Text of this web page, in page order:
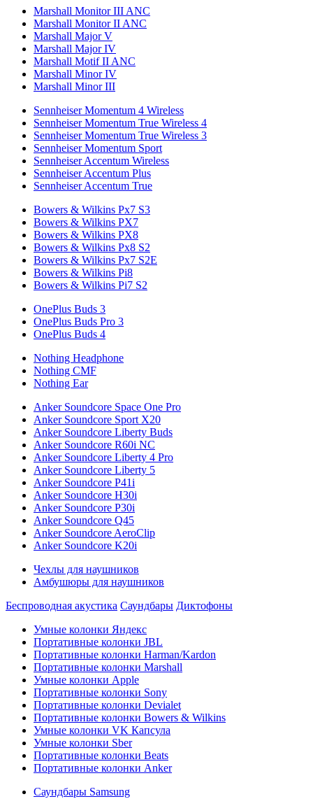
Marshall Monitor III ANC
Marshall Monitor II ANC
Marshall Major V
Marshall Major IV
Marshall Motif II ANC
Marshall Minor IV
Marshall Minor III
Sennheiser Momentum 4 Wireless
Sennheiser Momentum True Wireless 4
Sennheiser Momentum True Wireless 3
Sennheiser Momentum Sport
Sennheiser Accentum Wireless
Sennheiser Accentum Plus
Sennheiser Accentum True
Bowers & Wilkins Px7 S3
Bowers & Wilkins PX7
Bowers & Wilkins PX8
Bowers & Wilkins Px8 S2
Bowers & Wilkins Px7 S2E
Bowers & Wilkins Pi8
Bowers & Wilkins Pi7 S2
OnePlus Buds 3
OnePlus Buds Pro 3
OnePlus Buds 4
Nothing Headphone
Nothing CMF
Nothing Ear
Anker Soundcore Space One Pro
Anker Soundcore Sport X20
Anker Soundcore Liberty Buds
Anker Soundcore R60i NC
Anker Soundcore Liberty 4 Pro
Anker Soundcore Liberty 5
Anker Soundcore P41i
Anker Soundcore H30i
Anker Soundcore P30i
Anker Soundcore Q45
Anker Soundcore AeroClip
Anker Soundcore K20i
Чехлы для наушников
Амбушюры для наушников
Беспроводная акустика Саундбары Диктофоны
Умные колонки Яндекс
Портативные колонки JBL
Портативные колонки Harman/Kardon
Портативные колонки Marshall
Умные колонки Apple
Портативные колонки Sony
Портативные колонки Devialet
Портативные колонки Bowers & Wilkins
Умные колонки VK Капсула
Умные колонки Sber
Портативные колонки Beats
Портативные колонки Anker
Саундбары Samsung